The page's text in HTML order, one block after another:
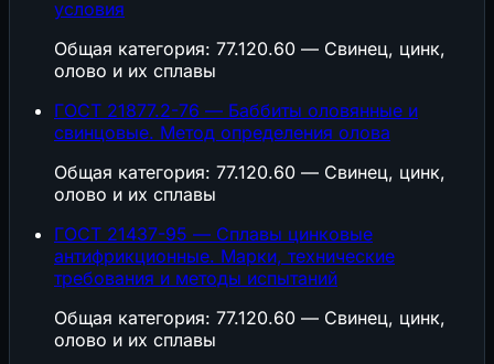
условия
Общая категория: 77.120.60 — Свинец, цинк,
олово и их сплавы
ГОСТ 21877.2-76 — Баббиты оловянные и
свинцовые. Метод определения олова
Общая категория: 77.120.60 — Свинец, цинк,
олово и их сплавы
ГОСТ 21437-95 — Сплавы цинковые
антифрикционные. Марки, технические
требования и методы испытаний
Общая категория: 77.120.60 — Свинец, цинк,
олово и их сплавы